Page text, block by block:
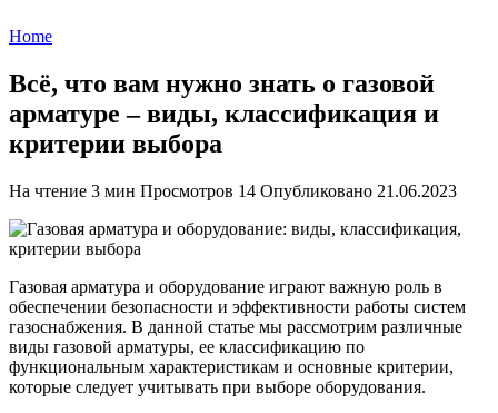
Home
Всё, что вам нужно знать о газовой
арматуре – виды, классификация и
критерии выбора
На чтение 3 мин Просмотров 14 Опубликовано 21.06.2023
Газовая арматура и оборудование играют важную роль в
обеспечении безопасности и эффективности работы систем
газоснабжения. В данной статье мы рассмотрим различные
виды газовой арматуры, ее классификацию по
функциональным характеристикам и основные критерии,
которые следует учитывать при выборе оборудования.